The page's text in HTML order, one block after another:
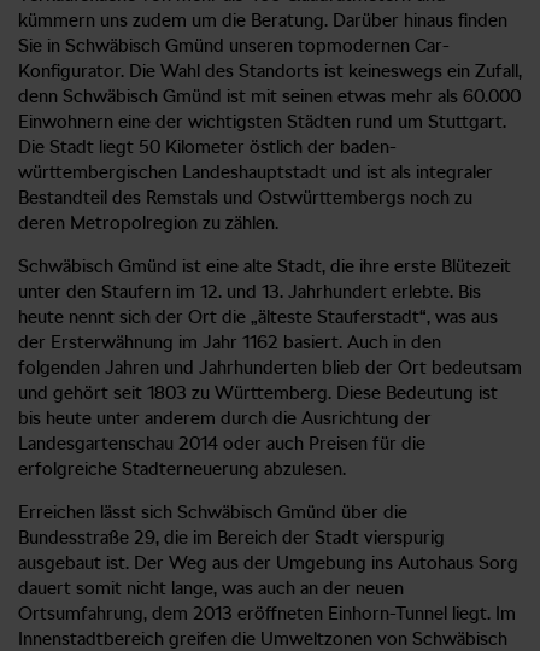
kümmern uns zudem um die Beratung. Darüber hinaus finden
Sie in Schwäbisch Gmünd unseren topmodernen Car-
Konfigurator. Die Wahl des Standorts ist keineswegs ein Zufall,
denn Schwäbisch Gmünd ist mit seinen etwas mehr als 60.000
Einwohnern eine der wichtigsten Städten rund um Stuttgart.
Die Stadt liegt 50 Kilometer östlich der baden-
württembergischen Landeshauptstadt und ist als integraler
Bestandteil des Remstals und Ostwürttembergs noch zu
deren Metropolregion zu zählen.
Schwäbisch Gmünd ist eine alte Stadt, die ihre erste Blütezeit
unter den Staufern im 12. und 13. Jahrhundert erlebte. Bis
heute nennt sich der Ort die „älteste Stauferstadt“, was aus
der Ersterwähnung im Jahr 1162 basiert. Auch in den
folgenden Jahren und Jahrhunderten blieb der Ort bedeutsam
und gehört seit 1803 zu Württemberg. Diese Bedeutung ist
bis heute unter anderem durch die Ausrichtung der
Landesgartenschau 2014 oder auch Preisen für die
erfolgreiche Stadterneuerung abzulesen.
Erreichen lässt sich Schwäbisch Gmünd über die
Bundesstraße 29, die im Bereich der Stadt vierspurig
ausgebaut ist. Der Weg aus der Umgebung ins Autohaus Sorg
dauert somit nicht lange, was auch an der neuen
Ortsumfahrung, dem 2013 eröffneten Einhorn-Tunnel liegt. Im
Innenstadtbereich greifen die Umweltzonen von Schwäbisch